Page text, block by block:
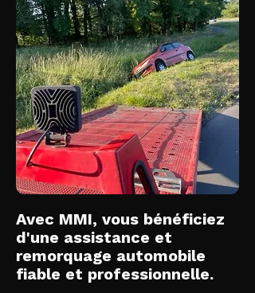
Avec MMI, vous bénéficiez
d'une assistance et
remorquage automobile
fiable et professionnelle.